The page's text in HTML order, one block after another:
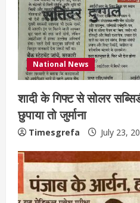
National News
शादी के गिफ्ट से सोलर
छुपाया तो जुर्माना
Timesgrefa July 23,